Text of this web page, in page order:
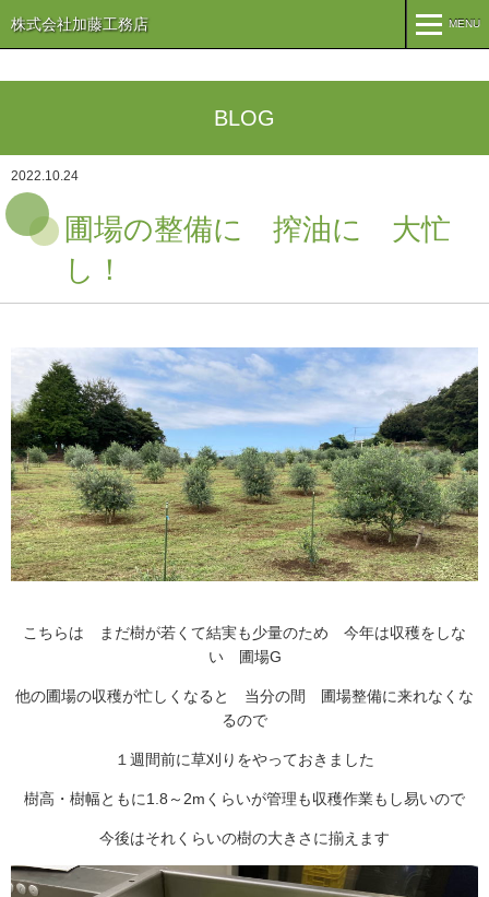
株式会社加藤工務店 MENU
コンセプト
組織
商業・事業施設 医療・福祉施設・幼稚園
施工実績
公共施設 PFI事業
注文住宅 商業・事業施設
医療・福祉施設・幼稚園
先輩たちの声
募集要項
BLOG
BLOG
2022.10.24
圃場の整備に 搾油に 大忙
し！
こちらは まだ樹が若くて結実も少量のため 今年は収穫をしな
い 圃場G
他の圃場の収穫が忙しくなると 当分の間 圃場整備に来れなくな
るので
１週間前に草刈りをやっておきました
樹高・樹幅ともに1.8～2mくらいが管理も収穫作業もし易いので
今後はそれくらいの樹の大きさに揃えます